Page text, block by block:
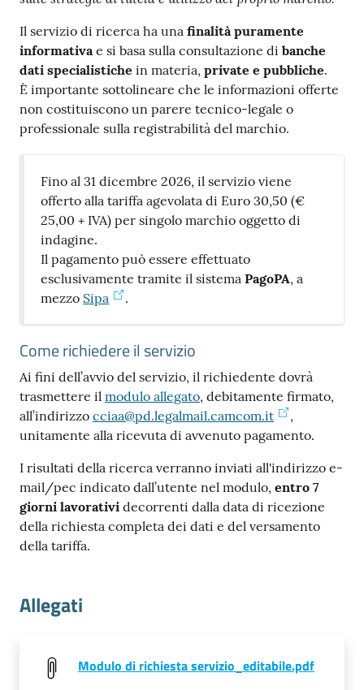
Contatti
Newsle
tter
Sala
Stampa
Seguici
Il servizio di ricerca ha una finalità puramente
informativae si basa sulla consultazione di banche
dati specialistiche in materia, private e pubbliche.
È importante sottolineare che le informazioni offerte
non costituiscono un parere tecnico-legale o
professionale sulla registrabilità del marchio.
Fino al 31 dicembre 2026, il servizio viene
offerto alla tariffa agevolata di Euro 30,50 (€
25,00 + IVA) per singolo marchio oggetto di
indagine.
Il pagamento può essere effettuato
esclusivamente tramite il sistemaPagoPA, a
mezzo Sipa .
Come richiedere il servizio
Ai fini dell’avvio del servizio, il richiedente dovrà
trasmettere il modulo allegato, debitamente firmato,
all’indirizzo cciaa@pd.legalmail.camcom.it
,
unitamente alla ricevuta di avvenuto pagamento.
I risultati della ricerca verranno inviati all'indirizzo e-
mail/pec indicato dall’utente nel modulo, entro 7
giorni lavorativi decorrenti dalla data di ricezione
della richiesta completa dei dati e del versamento
della tariffa.
Allegati
Modulo di richiesta servizio_editabile.pdf